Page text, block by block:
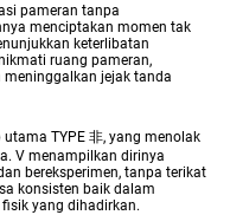
pameran tanpa
menciptakan momen tak
keterlibatan
ruang pameran,
meninggalkan jejak tanda
TYPE 非, yang menolak
V menampilkan dirinya
bereksperimen, tanpa terikat
konsisten baik dalam
yang dihadirkan.